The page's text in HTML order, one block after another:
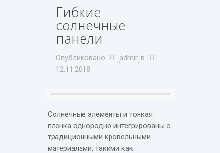
Гибкие
солнечные
панели
Опубликовано admin в
12.11.2018
Солнечные элементы и тонкая
пленка однородно интегрированы с
традиционными кровельными
материалами, такими как